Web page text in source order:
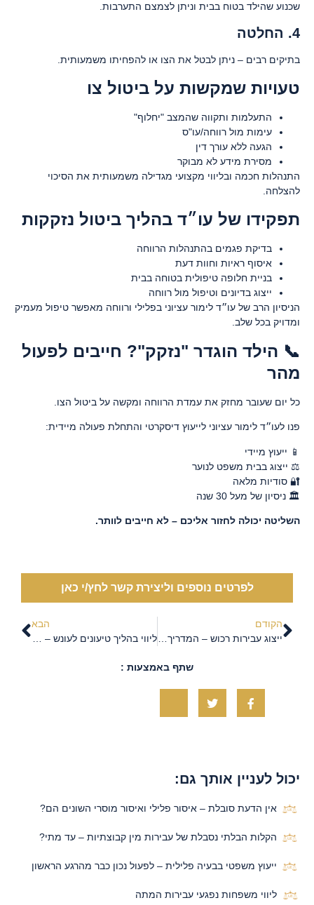
שכנוע שהילד בטוח בבית וניתן לצמצם התערבות.
4. החלטה
בתיקים רבים – ניתן לבטל את הצו או להפחיתו משמעותית.
טעויות שמקשות על ביטול צו
התעלמות ותקווה שהמצב "יחלוף"
עימות מול רווחה/עו"ס
הגעה ללא עורך דין
מסירת מידע לא מבוקר
התנהלות חכמה ובליווי מקצועי מגדילה משמעותית את הסיכוי
להצלחה.
תפקידו של עו״ד בהליך ביטול נזקקות
בדיקת פגמים בהתנהלות הרווחה
איסוף ראיות וחוות דעת
בניית חלופה טיפולית בטוחה בבית
ייצוג בדיונים וטיפול מול רווחה
הניסיון הרב של עו״ד לימור עציוני בפלילי ורווחה מאפשר טיפול מעמיק
ומדויק בכל שלב.
📞 הילד הוגדר "נזקק"? חייבים לפעול
מהר
כל יום שעובר מחזק את עמדת הרווחה ומקשה על ביטול הצו.
פנו לעו״ד לימור עציוני לייעוץ דיסקרטי והתחלת פעולה מיידית:
📱 ייעוץ מיידי
⚖ ייצוג בבית משפט לנוער
🔐 סודיות מלאה
🏛 ניסיון של מעל 30 שנה
השליטה יכולה לחזור אליכם – לא חייבים לוותר.
לפרטים נוספים וליצירת קשר לחץ/י כאן
הקודם
ייצוג עבירות רכוש – המדריך המלא לנאשמים וחשודים
הבא
ליווי בהליך טיעונים לעונש – ייצוג פלילי מקצועי
שתף באמצעות :
יכול לעניין אותך גם:
אין הדעת סובלת – איסור פלילי ואיסור מוסרי השונים הם?
הקלות הבלתי נסבלת של עבירות מין קבוצתיות – עד מתי?
ייעוץ משפטי בבעיה פלילית – לפעול נכון כבר מהרגע הראשון
ליווי משפחות נפגעי עבירות המתה